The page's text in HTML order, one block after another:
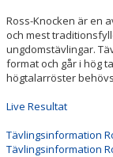
Ross-Knocken är en
och mest
ungdomstävlingar.
format och går i hög
högtalarröster
Live Resultat
Tävlingsinformation
Tävlingsinformation